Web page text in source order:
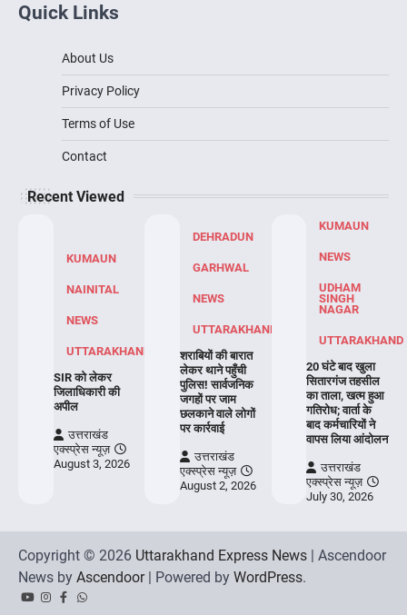
Quick Links
About Us
Privacy Policy
Terms of Use
Contact
Recent Viewed
KUMAUN
NAINITAL
NEWS
UTTARAKHAND
SIR को लेकर
जिलाधिकारी की
अपील
उत्तराखंड
एक्स्प्रेस न्यूज़
August 3, 2026
DEHRADUN
GARHWAL
NEWS
UTTARAKHAND
शराबियों की बारात
लेकर थाने पहुँची
पुलिस! सार्वजनिक
जगहों पर जाम
छलकाने वाले लोगों
पर कार्रवाई
उत्तराखंड
एक्स्प्रेस न्यूज़
August 2, 2026
KUMAUN
NEWS
UDHAM
SINGH
NAGAR
UTTARAKHAND
20 घंटे बाद खुला
सितारगंज तहसील
का ताला, खत्म हुआ
गतिरोध; वार्ता के
बाद कर्मचारियों ने
वापस लिया आंदोलन
उत्तराखंड
एक्स्प्रेस न्यूज़
July 30, 2026
Copyright © 2026 Uttarakhand Express News | Ascendoor
News by Ascendoor| Powered by WordPress.
YouTubeInstagram
Facebook
Whatsapp